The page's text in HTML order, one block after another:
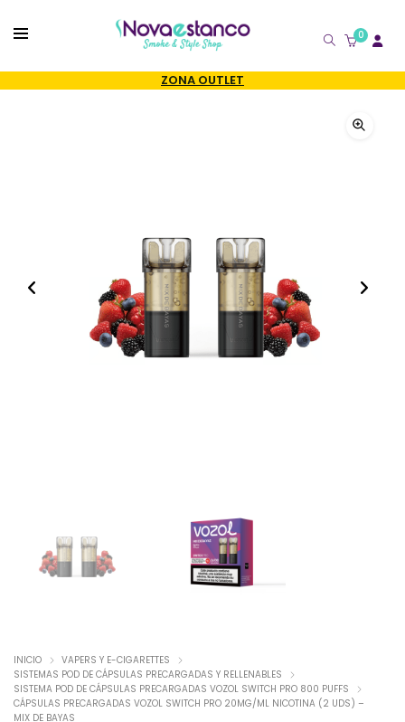
0
ZONA OUTLET
INICIO
VAPERS Y E-CIGARETTES
SISTEMAS POD DE CÁPSULAS PRECARGADAS Y RELLENABLES
SISTEMA POD DE CÁPSULAS PRECARGADAS VOZOL SWITCH PRO 800 PUFFS
CÁPSULAS PRECARGADAS VOZOL SWITCH PRO 20MG/ML NICOTINA (2 UDS) –
MIX DE BAYAS